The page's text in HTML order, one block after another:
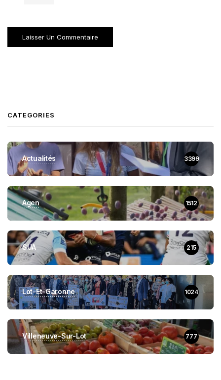
CATEGORIES
Actualités 3399
Agen 1512
SUA 215
Lot-Et-Garonne 1024
Villeneuve-Sur-Lot 777